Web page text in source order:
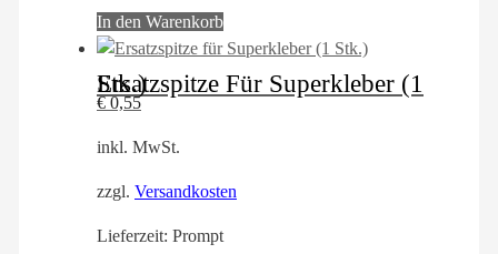
In den Warenkorb
Ersatzspitze Für Superkleber (1 Stk.)
€0,55
inkl. MwSt.
zzgl. Versandkosten
Lieferzeit: Prompt